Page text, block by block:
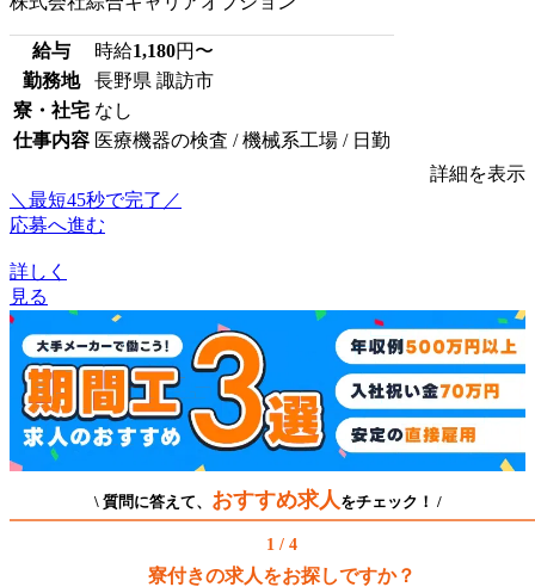
給与 時給1,180円〜
勤務地
長野県 諏訪市
寮・社宅 なし
仕事内容 医療機器の検査 / 機械系工場 / 日勤
詳細を表示
＼最短45秒で完了／
応募へ進む
詳しく
見る
\ 質問に答えて、 おすすめ求人 をチェック！ /
1 / 4
寮付きの求人をお探しですか？